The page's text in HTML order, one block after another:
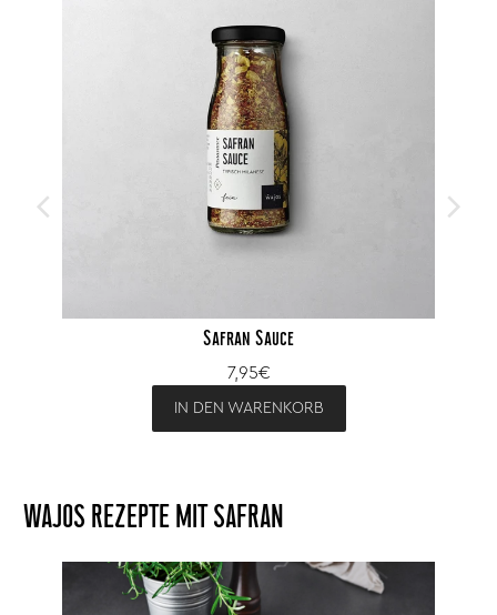
Safran Sauce
7,95€
IN DEN WARENKORB
WAJOS REZEPTE MIT SAFRAN